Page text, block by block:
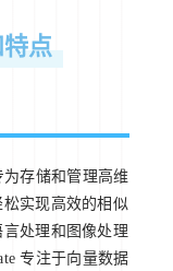
点
为存储和管理高维
实现高效的相似
处理和图像处理
专注于向量数据